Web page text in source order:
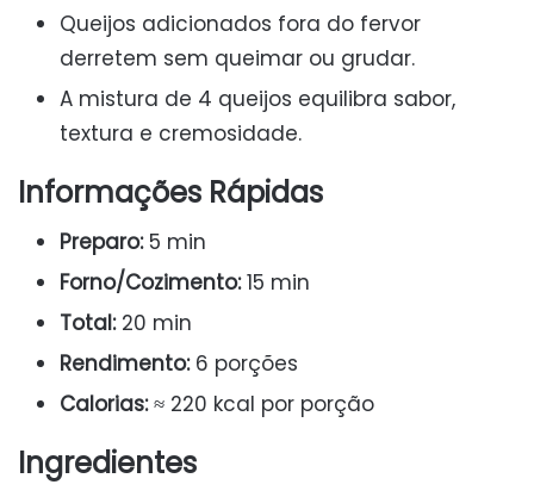
Queijos adicionados fora do fervor
derretem sem queimar ou grudar.
A mistura de 4 queijos equilibra sabor,
textura e cremosidade.
Informações Rápidas
Preparo:5 min
Forno/Cozimento:15 min
Total:20 min
Rendimento:6 porções
Calorias:≈ 220 kcal por porção
Ingredientes